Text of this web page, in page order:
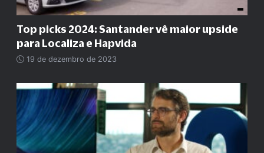
Top picks 2024: Santander vê maior upside
para Localiza e Hapvida
19 de dezembro de 2023